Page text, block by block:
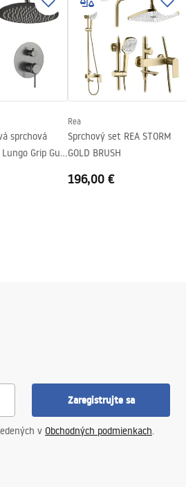
sprchová
Grip Gun
Rea
Sprchový set REA STORM
GOLD BRUSH
196,00 €
Zaregistrujte sa
v Obchodných podmienkach.